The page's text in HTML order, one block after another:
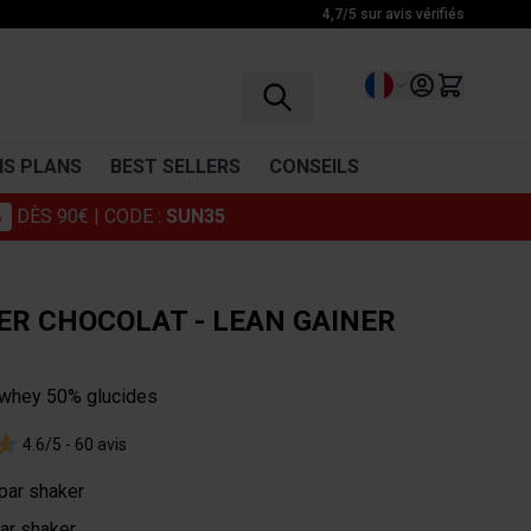
4,7/5 sur avis vérifiés
Langue
Glutamine
Boissons récupération
Multivitamines
PLANS BEST SELLERS CONSEILS
DÈS 90€ | CODE : SUN35
CHOCOLAT - LEAN GAINER
50% glucides
4.6/5 - 60 avis
shaker